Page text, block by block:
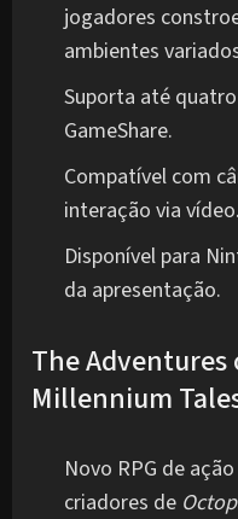
jogadores
ambientes
Suporta até
GameShare.
Compatível com
interação via vídeo.
Disponível para
da apresentação.
The
Millennium
Novo RPG de
criadores de